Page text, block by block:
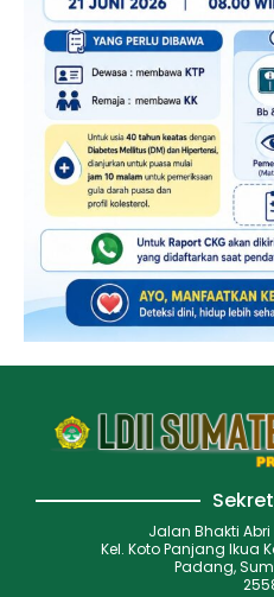
Jalan Bhakti Abri
Kel. Koto Panjang Ikua
Padang,